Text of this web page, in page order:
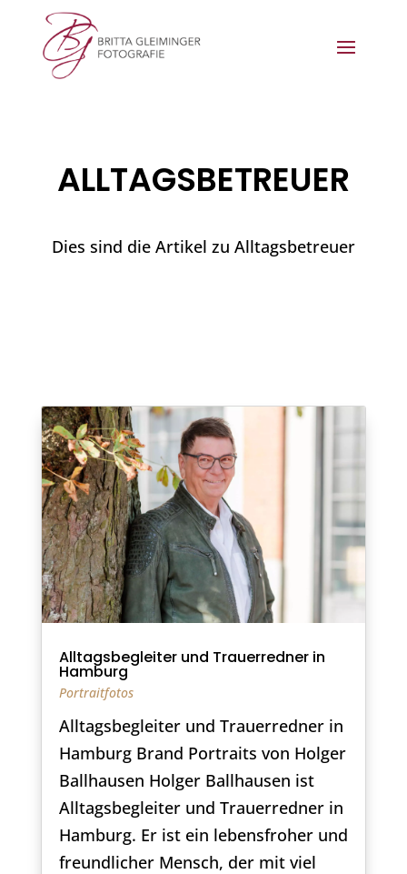
ALLTAGSBETREUER
Dies sind die Artikel zu Alltagsbetreuer
Alltagsbegleiter und Trauerredner in
Hamburg
Portraitfotos
Alltagsbegleiter und Trauerredner in
Hamburg Brand Portraits von Holger
Ballhausen Holger Ballhausen ist
Alltagsbegleiter und Trauerredner in
Hamburg. Er ist ein lebensfroher und
freundlicher Mensch, der mit viel